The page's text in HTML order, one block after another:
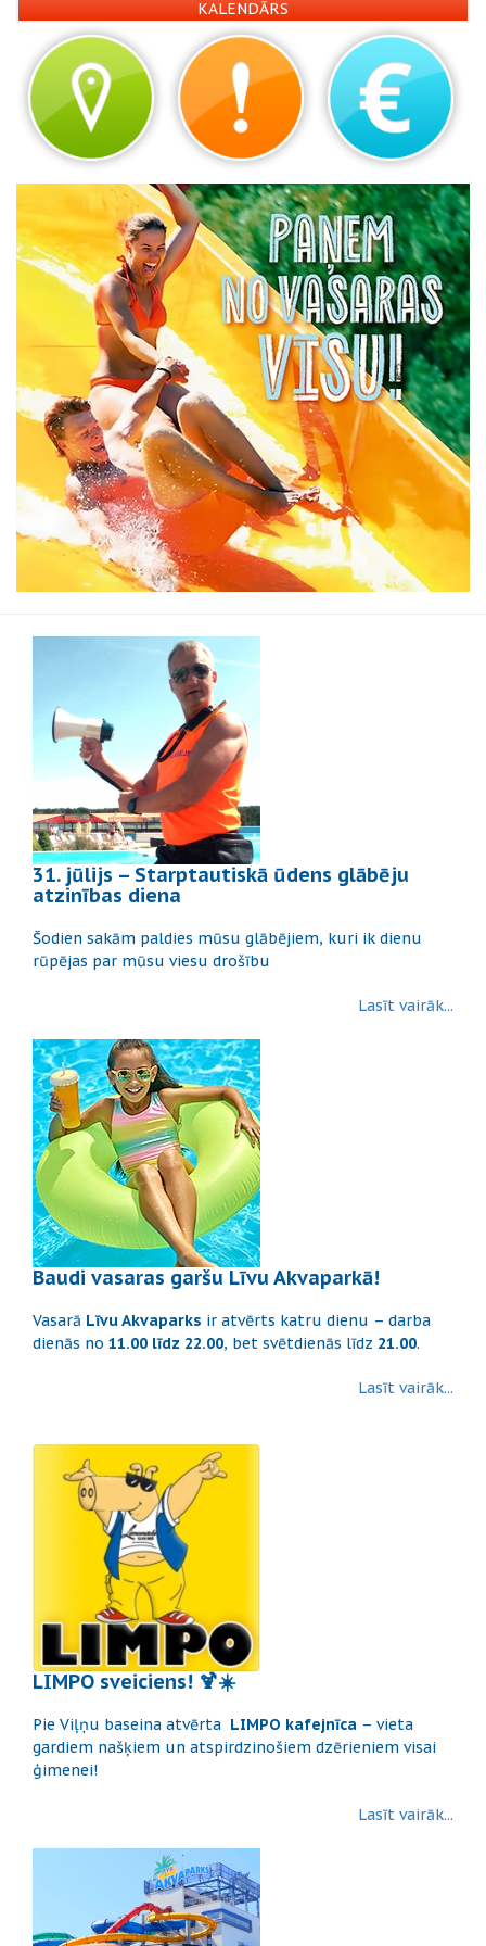
KALENDĀRS
31. jūlijs – Starptautiskā ūdens glābēju
atzinības diena
Šodien sakām paldies mūsu glābējiem, kuri ik dienu
rūpējas par mūsu viesu drošību
Lasīt vairāk...
Baudi vasaras garšu Līvu Akvaparkā!
Vasarā Līvu Akvaparks ir atvērts katru dienu – darba
dienās no 11.00 līdz 22.00, bet svētdienās līdz 21.00.
Lasīt vairāk...
LIMPO sveiciens! 🍹☀️
Pie Viļņu baseina atvērta LIMPO kafejnīca – vieta
gardiem našķiem un atspirdzinošiem dzērieniem visai
ģimenei!
Lasīt vairāk...